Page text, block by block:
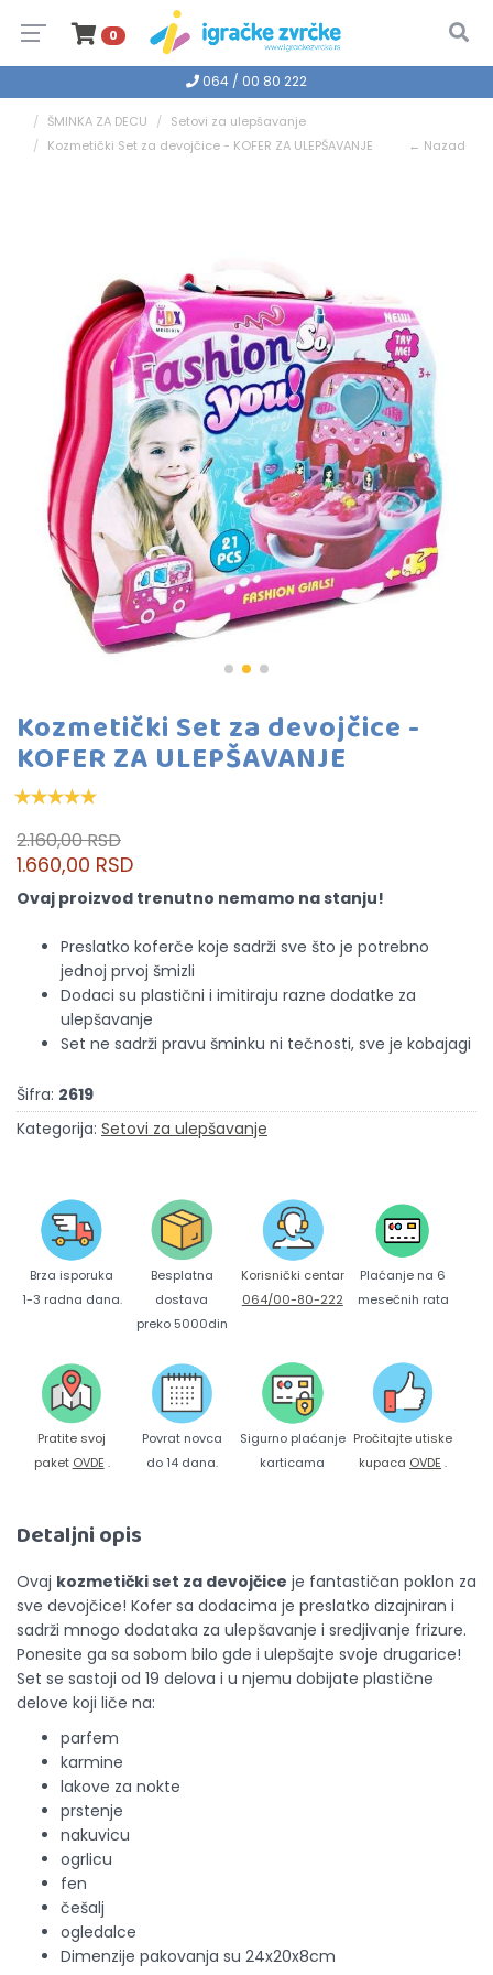
0
064 / 00 80 222
ŠMINKA ZA DECU
Setovi za ulepšavanje
Kozmetički Set za devojčice - KOFER ZA ULEPŠAVANJE
← Nazad
Kozmetički Set za devojčice -
KOFER ZA ULEPŠAVANJE
2.160,00 RSD
1.660,00 RSD
Ovaj proizvod trenutno nemamo na stanju!
Preslatko koferče koje sadrži sve što je potrebno
jednoj prvoj šmizli
Dodaci su plastični i imitiraju razne dodatke za
ulepšavanje
Set ne sadrži pravu šminku ni tečnosti, sve je kobajagi
Šifra: 2619
Kategorija: Setovi za ulepšavanje
Brza isporuka
1-3 radna dana.
Besplatna
dostava
preko 5000din
Korisnički centar
064/00-80-222
Plaćanje na 6
mesečnih rata
Pratite svoj
paket OVDE .
Povrat novca
do 14 dana.
Sigurno plaćanje
karticama
Pročitajte utiske
kupaca OVDE .
Detaljni opis
Ovaj kozmetički set za devojčice je fantastičan poklon za
sve devojčice! Kofer sa dodacima je preslatko dizajniran i
sadrži mnogo dodataka za ulepšavanje i sredjivanje frizure.
Ponesite ga sa sobom bilo gde i ulepšajte svoje drugarice!
Set se sastoji od 19 delova i u njemu dobijate plastične
delove koji liče na:
parfem
karmine
lakove za nokte
prstenje
nakuvicu
ogrlicu
fen
češalj
ogledalce
Dimenzije pakovanja su 24x20x8cm